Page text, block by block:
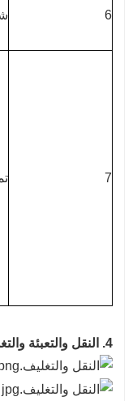
6
7
4. النقل والتعبئة والتغليف